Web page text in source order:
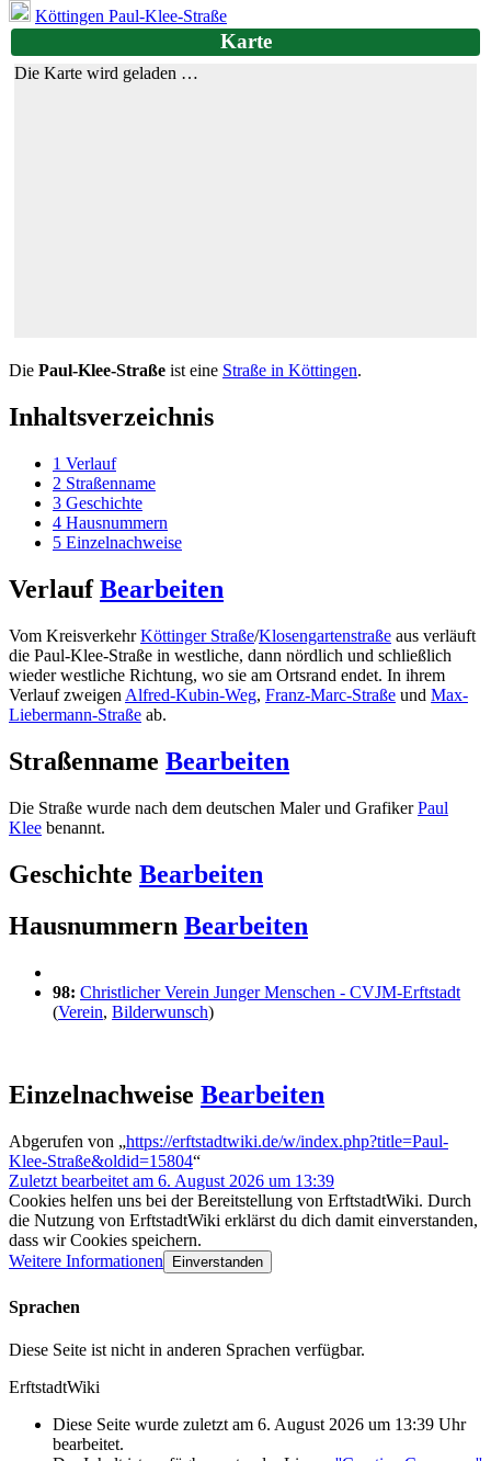
Köttingen Paul-Klee-Straße
Karte
Die Karte wird geladen …
Die Paul-Klee-Straße ist eine Straße in Köttingen.
Inhaltsverzeichnis
1 Verlauf
2 Straßenname
3 Geschichte
4 Hausnummern
5 Einzelnachweise
Verlauf Bearbeiten
Vom KreisverkehrKöttinger Straße/Klosengartenstraße aus verläuft
die Paul-Klee-Straße in westliche, dann nördlich und schließlich
wieder westliche Richtung, wo sie am Ortsrand endet. In ihrem
Verlauf zweigen Alfred-Kubin-Weg, Franz-Marc-Straße und Max-
Liebermann-Straße ab.
Straßenname Bearbeiten
Die Straße wurde nach dem deutschen Maler und GrafikerPaul
Klee benannt.
Geschichte Bearbeiten
Hausnummern Bearbeiten
98: Christlicher Verein Junger Menschen - CVJM-Erftstadt
(Verein, Bilderwunsch)
Einzelnachweise Bearbeiten
Abgerufen von „https://erftstadtwiki.de/w/index.php?title=Paul-
Klee-Straße&oldid=15804“
Zuletzt bearbeitet am 6. August 2026 um 13:39
Cookies helfen uns bei der Bereitstellung von ErftstadtWiki. Durch
die Nutzung von ErftstadtWiki erklärst du dich damit einverstanden,
dass wir Cookies speichern.
Weitere Informationen
Einverstanden
Sprachen
Diese Seite ist nicht in anderen Sprachen verfügbar.
ErftstadtWiki
Diese Seite wurde zuletzt am 6. August 2026 um 13:39 Uhr
bearbeitet.